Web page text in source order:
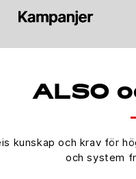
ALSO
kunskap och krav för
och system